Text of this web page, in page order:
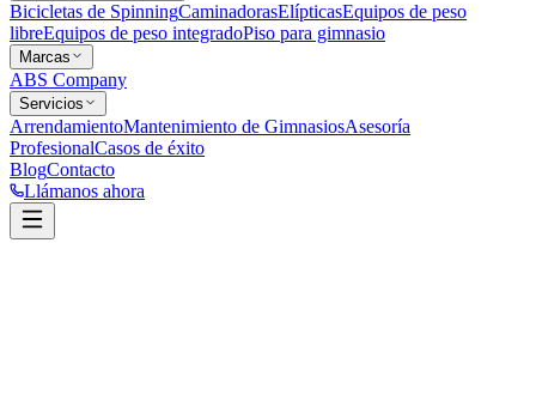
Bicicletas de SpinningCaminadorasElípticasEquipos de peso
libreEquipos de peso integradoPiso para gimnasio
Marcas
ABS Company
Servicios
ArrendamientoMantenimiento de GimnasiosAsesoría
ProfesionalCasos de éxito
BlogContacto
Llámanos ahora